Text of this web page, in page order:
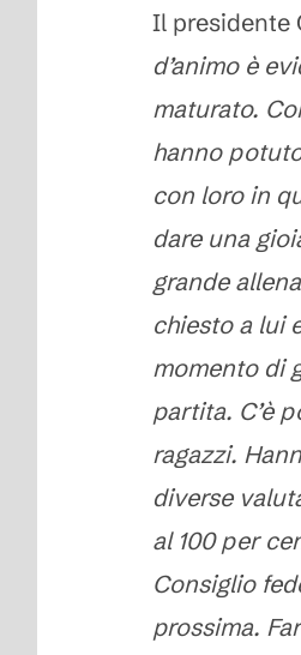
Il presidente
d’animo è
maturato.
hanno
con loro in
dare una
grande
chiesto a lui
momento di
partita. C’è
ragazzi.
diverse
al 100 per
Consiglio
prossima.